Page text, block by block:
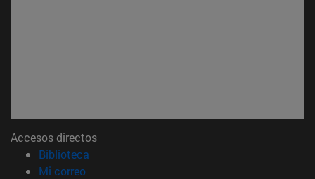
Accesos directos
Biblioteca
Mi correo(abre en nueva ventana)